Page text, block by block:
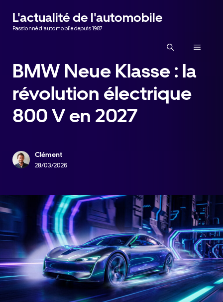
L'actualité de l'automobile
Passionné d'automobile depuis 1987
MENU
BMW Neue Klasse : la
révolution électrique
800 V en 2027
Clément
28/03/2026